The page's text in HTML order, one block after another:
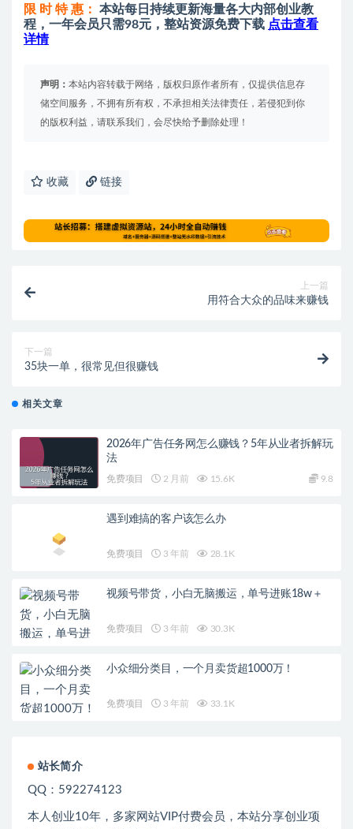
限 时 特 惠：
本站每日持续更新海量各大内部创业教
程，一年会员只需98元，整站资源免费下载 点击查看
详情
声明： 本站内容转载于网络，版权归原作者所有，仅提供信息存
储空间服务，不拥有所有权，不承担相关法律责任，若侵犯到你
的版权利益，请联系我们，会尽快给予删除处理！
收藏 链接
上一篇
用符合大众的品味来赚钱
下一篇
35块一单，很常见但很赚钱
相关文章
2026年广告任务网怎么赚钱？5年从业者拆解玩
法
免费项目 2 月前 15.6K 9.8
遇到难搞的客户该怎么办
免费项目 3 年前 28.1K
视频号带货，小白无脑搬运，单号进账18w＋
免费项目 3 年前 30.3K
小众细分类目，一个月卖货超1000万！
免费项目 3 年前 33.1K
站长简介
QQ：592274123
本人创业10年，多家网站VIP付费会员，本站分享创业项